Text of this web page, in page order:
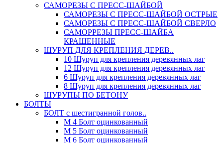
САМОРЕЗЫ С ПРЕСС-ШАЙБОЙ
САМОРЕЗЫ С ПРЕСС-ШАЙБОЙ ОСТРЫЕ
САМОРЕЗЫ С ПРЕСС-ШАЙБОЙ СВЕРЛО
САМОРРЕЗЫ ПРЕСС-ШАЙБА
КРАШЕННЫЕ
ШУРУП ДЛЯ КРЕПЛЕНИЯ ДЕРЕВ..
10 Шуруп для крепления деревянных лаг
12 Шуруп для крепления деревянных лаг
6 Шуруп для крепления деревянных лаг
8 Шуруп для крепления деревянных лаг
ШУРУПЫ ПО БЕТОНУ
БОЛТЫ
БОЛТ с шестигранной голов..
М 4 Болт оцинкованный
М 5 Болт оцинкованный
М 6 Болт оцинкованный